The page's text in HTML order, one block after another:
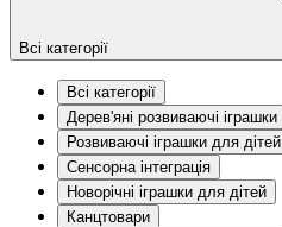
Всі категорії
Всі категорії
Дерев'яні розвиваючі іграшки
Розвиваючі іграшки для дітей
Сенсорна інтеграція
Новорічні іграшки для дітей
Канцтовари